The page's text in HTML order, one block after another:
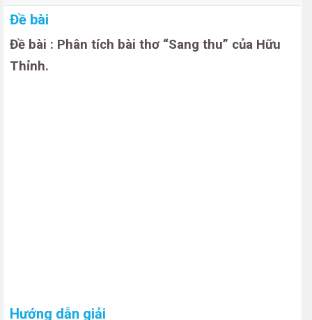
Đề bài
Đề bài : Phân tích bài thơ “Sang thu” của Hữu
Thỉnh.
Hướng dẫn giải